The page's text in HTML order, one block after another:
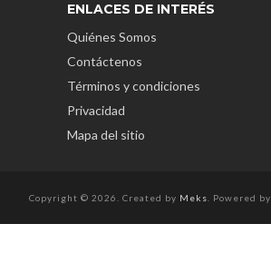
ENLACES DE INTERÉS
Quiénes Somos
Contáctenos
Términos y condiciones
Privacidad
Mapa del sitio
Copyright © 2026. Created by Meks . Powered by